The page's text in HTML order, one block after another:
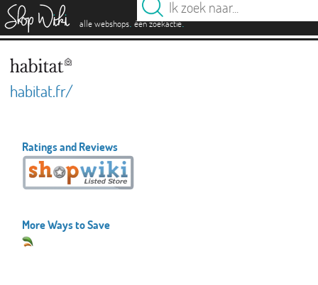
alle webshops. één zoekactie.
habitat.fr/
Ratings and Reviews
More Ways to Save